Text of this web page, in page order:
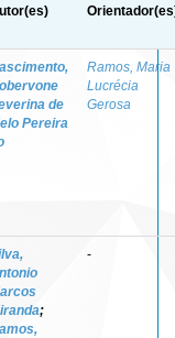
de
Pereira
Ramos, Maria
Lucrécia
Gerosa
;
-